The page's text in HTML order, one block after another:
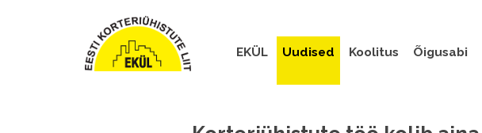
EKÜL Uudised Koolitus Õigusabi